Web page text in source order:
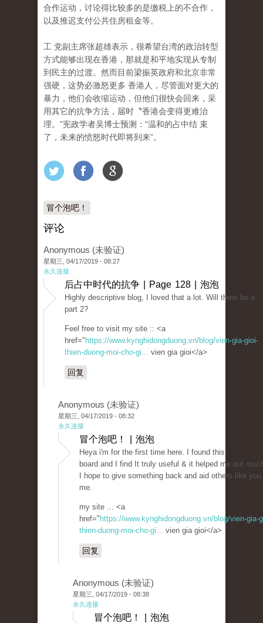
合作运动，讨论得比较多的是缴税上的不合作 ，
以及推迟支付公共住房租金等。
工 党副主席张超雄表示，很希望台湾的政治转型
方式能够出现在香港，那就是和平地实现从专制
到民主的过渡。然而目前梁振英政府和北京非常
强硬，这势必激怒更多 香港人，尽管面对更大的
暴力，他们会收缩运动，但他们很快会回来，采
用其它的抗争方法，届时〝香港会变得更难治
理。”宪政学者吴博士预测：“温和的占中结 束
了，未来的愤怒时代即将到来”。
冒个泡吧！
评论
Anonymous (未验证)
星期三, 04/17/2019 - 08:27
永久连接
后占中时代的抗争 | Page 128 | 泡泡
Highly descriptive blog, I loved that a lot. Will there be a
part 2?
Feel free to visit my site :: <a
href=" https://www.kynghidongduong.vn/blog/vien-gia-gioi-
thien-duong-moi-cho-gi... vien gia gioi</a>
回复
Anonymous (未验证)
星期三, 04/17/2019 - 08:32
永久连接
冒个泡吧！ | 泡泡
Heya i'm for the first time here. I found this
board and I find It truly useful & it helped me out
I hope to give something back and aid others like you
me.
my site ... <a
href=" https://www.kynghidongduong.vn/blog/vien-gia-
thien-duong-moi-cho-gi... vien gia gioi</a>
回复
Anonymous (未验证)
星期三, 04/17/2019 - 08:38
永久连接
冒个泡吧！ | 泡泡